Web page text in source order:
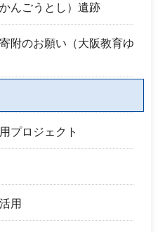
んごうとし）遺跡
附のお願い（大阪教育ゆ
プロジェクト
用